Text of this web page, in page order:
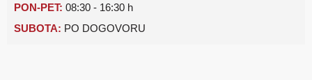
PON-PET: 08:30 - 16:30 h
SUBOTA: PO DOGOVORU